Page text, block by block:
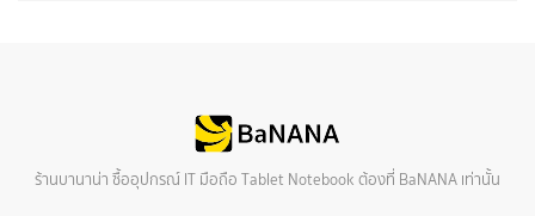
ร้านบานาน่า ซื้ออุปกรณ์ IT มือถือ Tablet Notebook ต้องที่ BaNANA เท่านั้น